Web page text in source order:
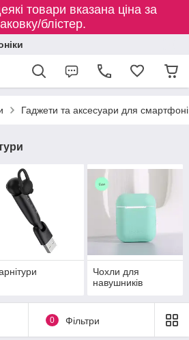
товари вказана ціна за
блістер.
Гаджети та аксесуари для
Чохли для
навушників
0 Фільтри